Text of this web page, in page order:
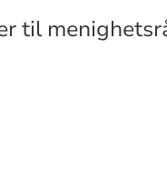
til